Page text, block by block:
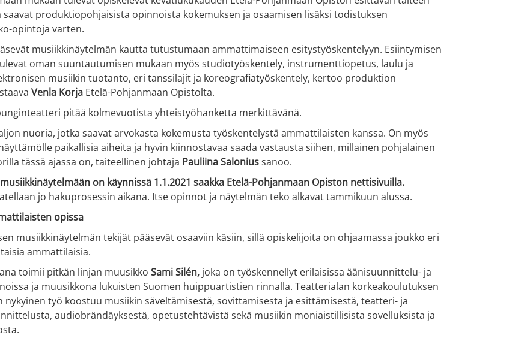
produktiopohjaisista opinnoista kokemuksen ja osaamisen lisäksi todistuksen
opintoja varten.
musiikkinäytelmän kautta tutustumaan ammattimaiseen esitystyöskentelyyn. Esiintymisen
oman suuntautumisen mukaan myös studiotyöskentely, instrumenttiopetus, laulu ja
musiikin tuotanto, eri tanssilajit ja koreografiatyöskentely, kertoo produktion
Venla Korja Etelä-Pohjanmaan Opistolta.
pitää kolmevuotista yhteistyöhanketta merkittävänä.
nuoria, jotka saavat arvokasta kokemusta työskentelystä ammattilaisten kanssa. On myös
paikallisia aiheita ja hyvin kiinnostavaa saada vastausta siihen, millainen pohjalainen
tässä ajassa on, taiteellinen johtaja Pauliina Saloniussanoo.
on käynnissä 1.1.2021 saakka Etelä-Pohjanmaan Opiston nettisivuilla.
jo hakuprosessin aikana. Itse opinnot ja näytelmän teko alkavat tammikuun alussa.
opissa
musiikkinäytelmän tekijät pääsevät osaaviin käsiin, sillä opiskelijoita on ohjaamassa joukko eri
ammattilaisia.
toimii pitkän linjan muusikko Sami Silén, joka on työskennellyt erilaisissa äänisuunnittelu- ja
ja muusikkona lukuisten Suomen huippuartistien rinnalla. Teatterialan korkeakoulutuksen
nykyinen työ koostuu musiikin säveltämisestä, sovittamisesta ja esittämisestä, teatteri- ja
audiobrändäyksestä, opetustehtävistä sekä musiikin moniaistillisista sovelluksista ja